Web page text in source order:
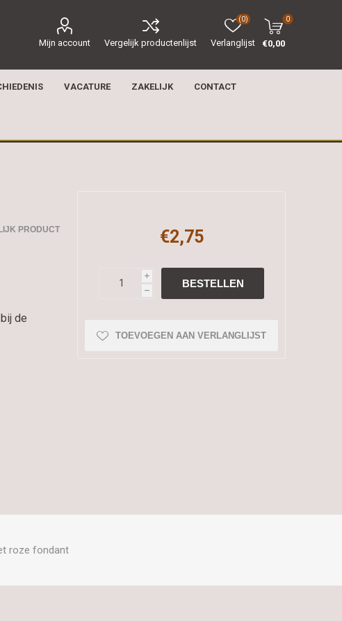
Mijn account Vergelijk productenlijst Verlanglijst
(0) 0
€0,00
VACATURE ZAKELIJK CONTACT
PRODUCT
de
€2,75
i
h
TOEVOEGEN AAN VERLANGLIJST
roze fondant